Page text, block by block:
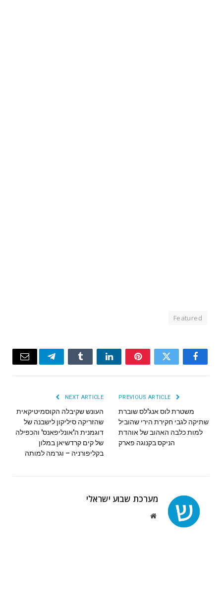
Featured
Facebook
Twitter
Pinterest
LinkedIn
Tumblr
Telegram
Email
משטרת לוס אנג'לס שוברת
שתיקה לגבי חקירת הירי שהוביל
למות כלבה האהוב של אוהדת
הניקס בקנוגה פארק
NEXT ARTICLE
העונש שקיבלה הקוסמיטיקאית
שהזריקה סיליקון לישבנה של
דוגמנית ה'אונליפאנס' והכפילה
של קים קרדשיאן במלון
בקליפורניה – וגרמה למותה
מערכת שבוע ישראלי
Website